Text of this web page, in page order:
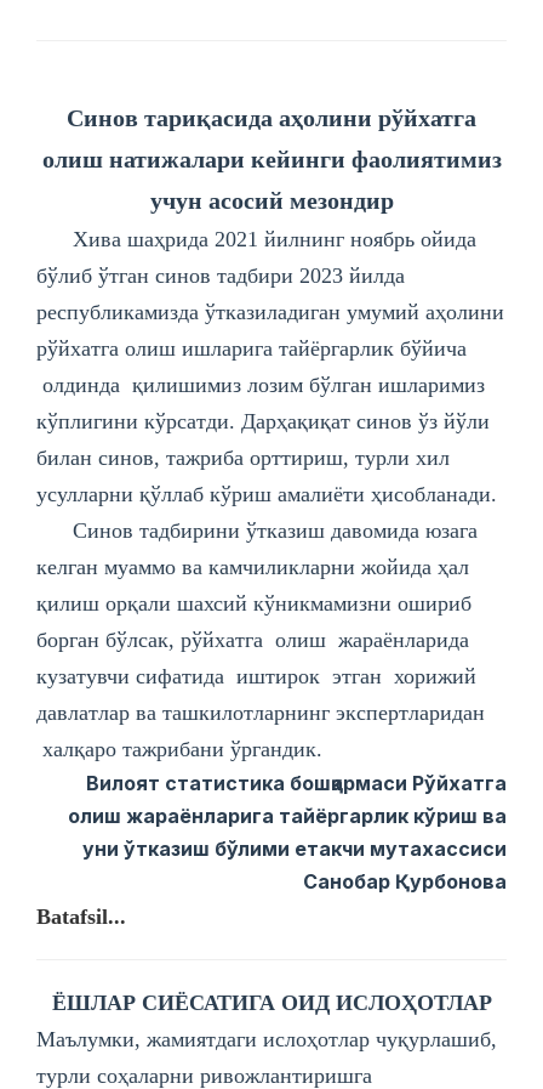
Синов тариқасида аҳолини рўйхатга
олиш натижалари кейинги фаолиятимиз
учун асосий мезондир
Хива шаҳрида 2021 йилнинг ноябрь ойида
бўлиб ўтган синов тадбири 2023 йилда
республикамизда ўтказиладиган умумий аҳолини
рўйхатга олиш ишларига тайёргарлик бўйича
олдинда қилишимиз лозим бўлган ишларимиз
кўплигини кўрсатди. Дарҳақиқат синов ўз йўли
билан синов, тажриба орттириш, турли хил
усулларни қўллаб кўриш амалиёти ҳисобланади.
Синов тадбирини ўтказиш давомида юзага
келган муаммо ва камчиликларни жойида ҳал
қилиш орқали шахсий кўникмамизни ошириб
борган бўлсак, рўйхатга олиш жараёнларида
кузатувчи сифатида иштирок этган хорижий
давлатлар ва ташкилотларнинг экспертларидан
халқаро тажрибани ўргандик.
Вилоят статистика бошқармаси Рўйхатга
олиш жараёнларига тайёргарлик кўриш ва
уни ўтказиш бўлими етакчи мутахассиси
Санобар Қурбонова
Batafsil...
ЁШЛАР СИЁСАТИГА ОИД ИСЛОҲОТЛАР
Маълумки, жамиятдаги ислоҳотлар чуқурлашиб,
турли соҳаларни ривожлантиришга